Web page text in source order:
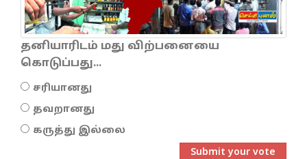
தனியாரிடம் மது விற்பனையை
கொடுப்பது...
சரியானது
தவறானது
கருத்து இல்லை
Submit your vote